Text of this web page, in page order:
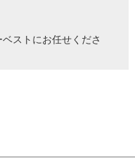
ストにお任せくださ